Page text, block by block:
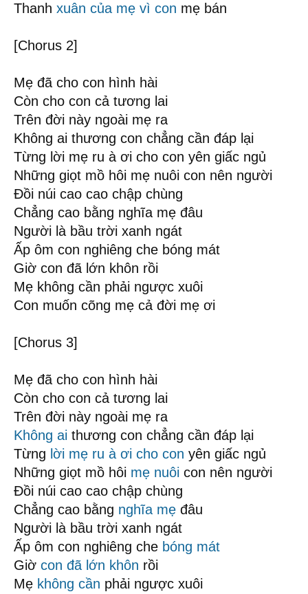
Thanh xuân của mẹ vì con mẹ bán
[Chorus 2]
Mẹ đã cho con hình hài
Còn cho con cả tương lai
Trên đời này ngoài mẹ ra
Không ai thương con chẳng cần đáp lại
Từng lời mẹ ru à ơi cho con yên giấc ngủ
Những giọt mồ hôi mẹ nuôi con nên người
Đồi núi cao cao chập chùng
Chẳng cao bằng nghĩa mẹ đâu
Người là bầu trời xanh ngát
Ấp ôm con nghiêng che bóng mát
Giờ con đã lớn khôn rồi
Mẹ không cần phải ngược xuôi
Con muốn cõng mẹ cả đời mẹ ơi
[Chorus 3]
Mẹ đã cho con hình hài
Còn cho con cả tương lai
Trên đời này ngoài mẹ ra
Không ai thương con chẳng cần đáp lại
Từng lời mẹ ru à ơi cho con yên giấc ngủ
Những giọt mồ hôi mẹ nuôi con nên người
Đồi núi cao cao chập chùng
Chẳng cao bằng nghĩa mẹ đâu
Người là bầu trời xanh ngát
Ấp ôm con nghiêng che bóng mát
Giờ con đã lớn khôn rồi
Mẹ không cần phải ngược xuôi